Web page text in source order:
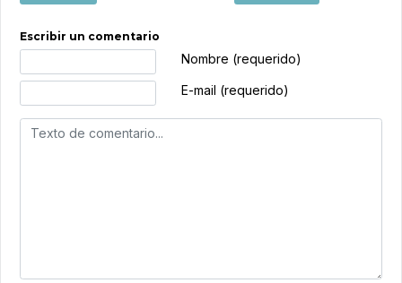
Escribir un comentario
Nombre (requerido)
E-mail (requerido)